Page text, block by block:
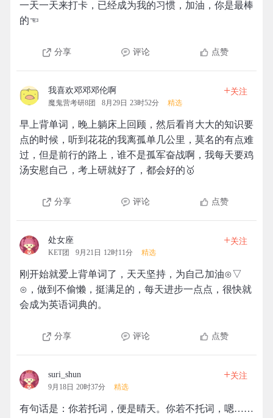
一天一天来打卡，已经成为我的习惯，加油，你是最棒
的☜
分享 评论 点赞
我喜欢邓邓邓伦啊
魔鬼营考研8团 8月29日 23时52分 精选
+关注
早上背单词，晚上躺床上回顾，然后看肖大大的知识要
点的时候，听到花花的我离孤单几公里，莫名的有点难
过，但是前行的路上，谁不是孤军奋战啊，我每天要鸡
汤安慰自己，考上研就好了，都会好的🥇
分享 评论 点赞
处女座
KET团 9月21日 12时11分 精选
+关注
刚开始就爱上背单词了，天天坚持，为自己加油⊙▽
⊙，做到不偷懒，挺满足的，每天进步一点点，很快就
会成为英语词典的。
分享 评论 点赞
suri_shun
9月18日 20时37分 精选
+关注
有句话是：你若托词，便是晴天。你若不托词，嗯……